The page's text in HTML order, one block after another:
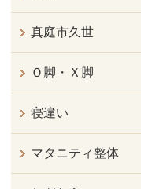
真庭市久世
Ｏ脚・Ｘ脚
寝違い
マタニティ整体